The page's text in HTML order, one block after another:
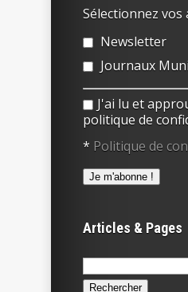
Sélectionnez
Newsletter
Journaux
J'ai lu et
politique de
* Politique de
Articles & Pages
Rechercher :